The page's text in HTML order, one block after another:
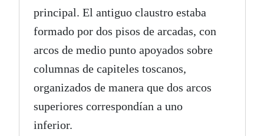
principal. El antiguo claustro estaba
formado por dos pisos de arcadas, con
arcos de medio punto apoyados sobre
columnas de capiteles toscanos,
organizados de manera que dos arcos
superiores correspondían a uno
inferior.